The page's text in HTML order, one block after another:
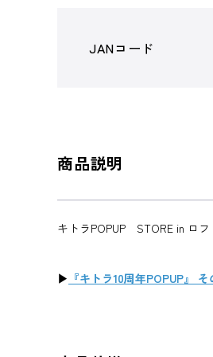
JANコード
商品説明
キトラPOPUP STORE in ロ
▶ 『キトラ10周年POPUP』